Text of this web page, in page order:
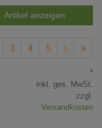
Artikel anzeigen
3 4 5
*
inkl. ges. MwSt.
zzgl.
Versandkosten